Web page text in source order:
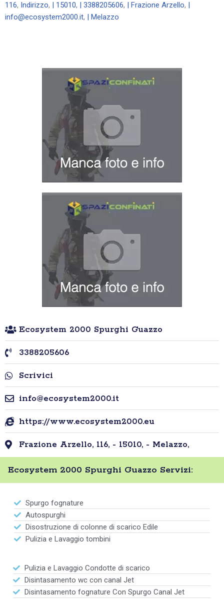
116, Indirizzo, | 15010, | 3388205606, | Frazione Arzello,
info@ecosystem2000.it, | Melazzo
Ecosystem 2000 Spurghi Guazzo
3388205606
Scrivici
info@ecosystem2000.it
https://www.ecosystem2000.eu
Frazione Arzello, 116, - 15010, - Melazzo,
Ecosystem 2000 Spurghi Guazzo Servizi:
Spurgo fognature
Autospurghi
Disostruzione di colonne di scarico Edile
Pulizia e Lavaggio tombini
Pulizia e Lavaggio Condotte di scarico
Disintasamento wc con canal Jet
Disintasamento fognature Con Spurgo Canal Jet